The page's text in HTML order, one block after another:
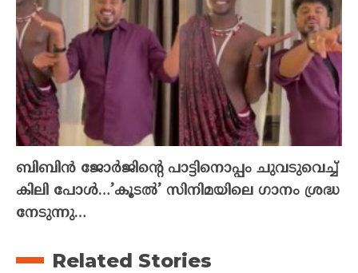
ബിബിൻ ജോർജിന്റെ പാട്ടിനൊപ്പം ചുവടുവെച്ച്
കിലി പോൾ…’കൂടൽ’ സിനിമയിലെ ഗാനം ശ്രദ്ധ
നേടുന്നു…
Related Stories